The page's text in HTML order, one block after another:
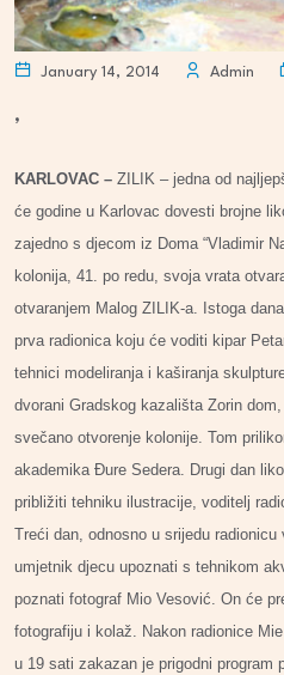
January 14, 2014 Admin
,
KARLOVAC – ZILIK – jedna od
će godine u Karlovac dovesti brojne
zajedno s djecom iz Doma “Vladimir
kolonija, 41. po redu, svoja vrata
otvaranjem Malog ZILIK-a. Istoga
prva radionica koju će voditi kipar
tehnici modeliranja i kaširanja
dvorani Gradskog kazališta Zorin
svečano otvorenje kolonije. Tom
akademika Đure Sedera. Drugi dan
približiti tehniku ilustracije, voditelj
Treći dan, odnosno u srijedu
umjetnik djecu upoznati s tehnikom
poznati fotograf Mio Vesović. On će
fotografiju i kolaž. Nakon radionice
u 19 sati zakazan je prigodni program